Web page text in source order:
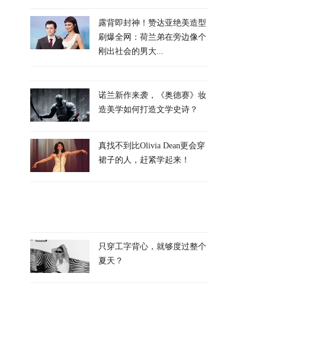
露背即封神！赞达亚绝美造型
刷爆全网：荷兰弟在旁边像个
刚出社会的男大...
诺兰新作来袭，《奥德赛》妆
造美学如何打造文学史诗？
真找不到比Olivia Dean更会穿
裙子的人，赶紧学起来！
只穿工字背心，就够度过整个
夏天？